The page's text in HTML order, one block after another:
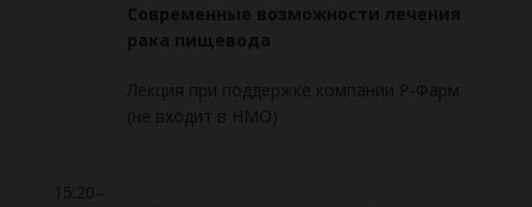
15:20–
Современные возможности лечения
рака пищевода
Лекция при поддержке компании Р-Фарм
(не входит в НМО)